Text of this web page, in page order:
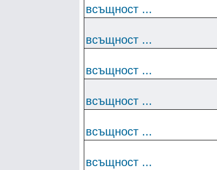
всъщност ...
всъщност ...
всъщност ...
всъщност ...
всъщност ...
всъщност ...